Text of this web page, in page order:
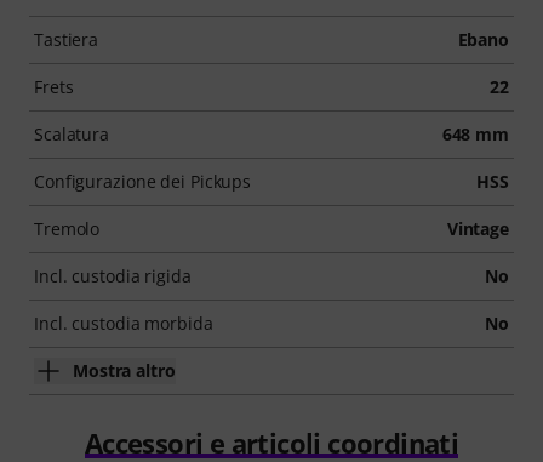
Tastiera Ebano
Frets 22
Scalatura 648 mm
Configurazione dei Pickups HSS
Tremolo Vintage
Incl. custodia rigida No
Incl. custodia morbida No
Mostra altro
Accessori e articoli coordinati